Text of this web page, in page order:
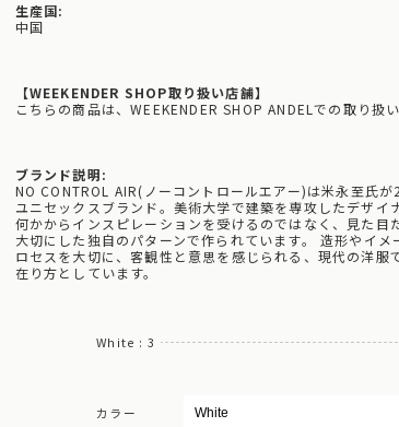
生産国:
中国
【WEEKENDER SHOP取り扱い店舗】
こちらの商品は、WEEKENDER SHOP ANDELでの取り扱
ブランド説明:
NO CONTROL AIR(ノーコントロールエアー)は米永至氏
ユニセックスブランド。美術大学で建築を専攻したデザイ
何かからインスピレーションを受けるのではなく、見た目
大切にした独自のパターンで作られています。 造形やイ
ロセスを大切に、客観性と意思を感じられる、現代の洋服
在り方としています。
White : 3
カラー